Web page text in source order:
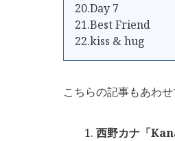
20.Day 7
21.Best Friend
22.kiss & hug
こちらの記事もあわせ
西野カナ「